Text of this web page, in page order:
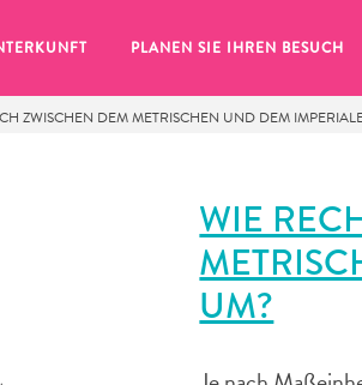
PLANEN SIE IHREN BESUCH
ZWISCHEN DEM METRISCHEN UND DEM
WIE
UM?